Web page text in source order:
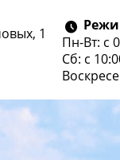
1
Пн-Вт: с
Сб: с